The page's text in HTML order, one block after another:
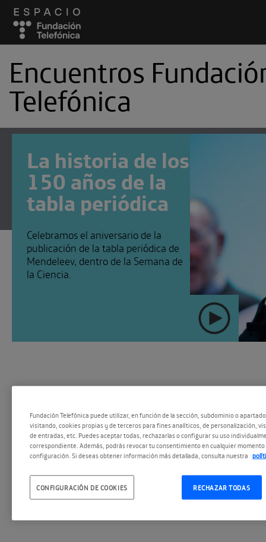
Encuentros
Telefónica
La historia de los
150 años de la
tabla periódica
Celebramos el aniversario de la
publicación de la tabla periódica de
Mendeleev, dentro de la Semana de
la Ciencia.
Podcast Cambia el chip
El futuro que queremos
Manual de autodefensa digital
Onda Marciana Sinestesia
SEGUIR
Suscríbete aEncuentros Fundación
Utiliza cualquiera de tus clietes
recibir los nuevos episodios al
Fundación Telefónica puede utilizar, en función de la sección, subdominio o
visitando, cookies propias y de terceros para fines analíticos, de personalización,
de entradas, etc. Puedes aceptar todas, rechazarlas o configurar su uso
correspondiente. Además, podrás revocar tu consentimiento en cualquier momento
configuración. Si deseas obtener información más detallada, consulta nuestra
RECHAZAR TODAS
CONFIGURACIÓN DE COOKIES